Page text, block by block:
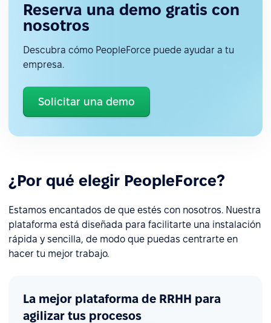
Reserva una demo gratis con
nosotros
Descubra cómo PeopleForce puede ayudar a tu
empresa.
Solicitar una demo
¿Por qué elegir PeopleForce?
Estamos encantados de que estés con nosotros. Nuestra
plataforma está diseñada para facilitarte una instalación
rápida y sencilla, de modo que puedas centrarte en
hacer tu mejor trabajo.
La mejor plataforma de RRHH para
agilizar tus procesos